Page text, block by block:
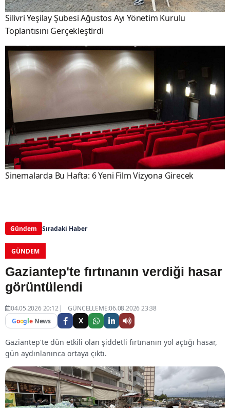
Silivri Yeşilay Şubesi Ağustos Ayı Yönetim Kurulu
Toplantısını Gerçekleştirdi
Sinemalarda Bu Hafta: 6 Yeni Film Vizyona Girecek
Gündem Sıradaki Haber
GÜNDEM
Gaziantep'te fırtınanın verdiği hasar
görüntülendi
04.05.2026 20:12
GÜNCELLEME:06.08.2026 23:38
Google News X
Gaziantep'te dün etkili olan şiddetli fırtınanın yol açtığı hasar,
gün aydınlanınca ortaya çıktı.